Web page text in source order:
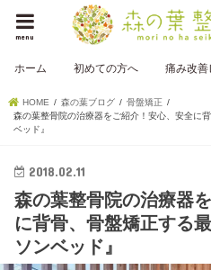
menu
ホーム 初めての方へ 痛み改善
HOME 森の葉ブログ
骨盤矯正
森の葉整骨院の治療器をご紹介！安心、安全に
ベッド』
2018.02.11
森の葉整骨院の治療器
に背骨、骨盤矯正する
ソンベッド』